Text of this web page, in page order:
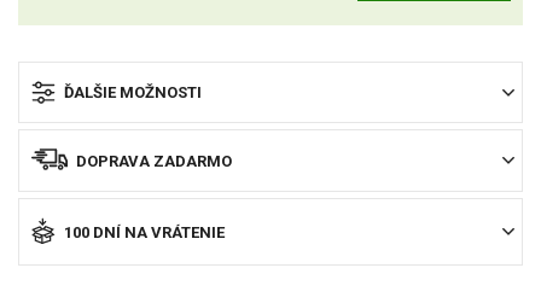
ĎALŠIE MOŽNOSTI
DOPRAVA ZADARMO
100 DNÍ NA VRÁTENIE